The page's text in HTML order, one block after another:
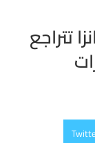
تتراجع